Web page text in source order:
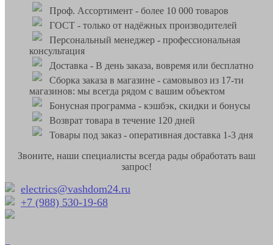
Проф. Ассортимент - более 10 000 товаров
ГОСТ - только от надёжных производителей
Персональный менеджер - профессиональная
консультация
Доставка - В день заказа, вовремя или бесплатно
Сборка заказа в магазине - самовывоз из 17-ти
магазинов: мы всегда рядом с вашим объектом
Бонусная программа - кэшбэк, скидки и бонусы
Возврат товара в течение 120 дней
Товары под заказ - оперативная доставка 1-3 дня
Звоните, наши специалисты всегда рады обработать ваш
запрос!
electrics@vashdom24.ru
+7 (988) 530-19-68